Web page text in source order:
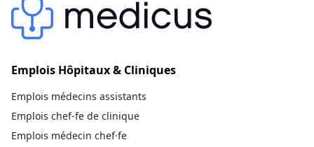
Emplois Hôpitaux & Cliniques
Emplois médecins assistants
Emplois chef-fe de clinique
Emplois médecin chef·fe